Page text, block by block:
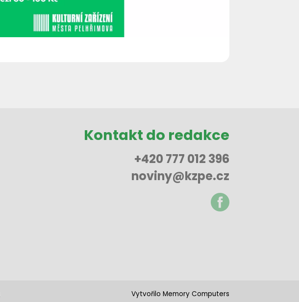
Kontakt do redakce
+420 777 012 396
noviny@kzpe.cz
Vytvořilo Memory Computers